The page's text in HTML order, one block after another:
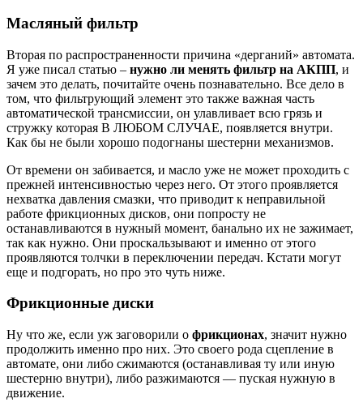
Масляный фильтр
Вторая по распространенности причина «дерганий» автомата.
Я уже писал статью – нужно ли менять фильтр на АКПП, и
зачем это делать, почитайте очень познавательно. Все дело в
том, что фильтрующий элемент это также важная часть
автоматической трансмиссии, он улавливает всю грязь и
стружку которая В ЛЮБОМ СЛУЧАЕ, появляется внутри.
Как бы не были хорошо подогнаны шестерни механизмов.
От времени он забивается, и масло уже не может проходить с
прежней интенсивностью через него. От этого проявляется
нехватка давления смазки, что приводит к неправильной
работе фрикционных дисков, они попросту не
останавливаются в нужный момент, банально их не зажимает,
так как нужно. Они проскальзывают и именно от этого
проявляются толчки в переключении передач. Кстати могут
еще и подгорать, но про это чуть ниже.
Фрикционные диски
Ну что же, если уж заговорили о фрикционах, значит нужно
продолжить именно про них. Это своего рода сцепление в
автомате, они либо сжимаются (останавливая ту или иную
шестерню внутри), либо разжимаются — пуская нужную в
движение.